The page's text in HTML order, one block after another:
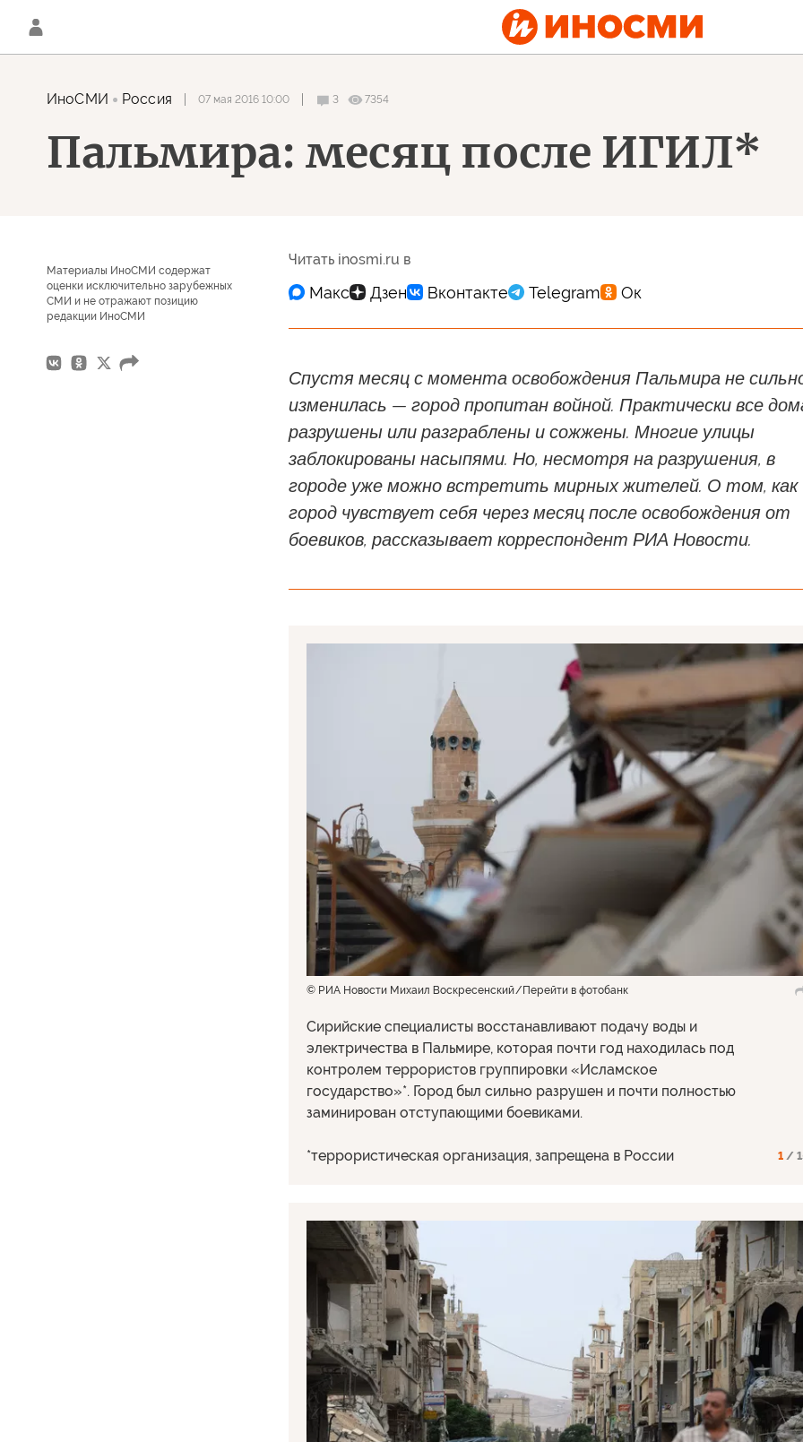
ИноСМИ Россия 07 мая 2016 10:00 3 7354
Пальмира: месяц после ИГИЛ*
Материалы ИноСМИ содержат
оценки исключительно зарубежных
СМИ и не отражают позицию
редакции ИноСМИ
Читать inosmi.ru в
Спустя месяц с момента освобождения Пальмира не
изменилась — город пропитан войной. Практически все
разрушены или разграблены и сожжены. Многие улицы
заблокированы насыпями. Но, несмотря на разрушения, в
городе уже можно встретить мирных жителей. О том, как
город чувствует себя через месяц после освобождения от
боевиков, рассказывает корреспондент РИА Новости.
© РИА Новости Михаил Воскресенский Перейти в фотобанк
Сирийские специалисты восстанавливают подачу воды и
электричества в Пальмире, которая почти год находилась под
контролем террористов группировки «Исламское
государство»*. Город был сильно разрушен и почти полностью
заминирован отступающими боевиками.
*террористическая организация, запрещена в России 1 /